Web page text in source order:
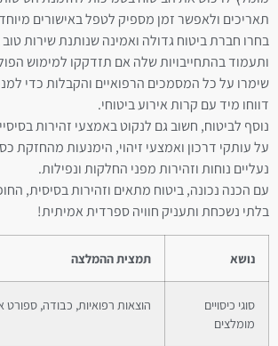
תאריכים ולאפשר זמן מספיק לטפל באישורים
בחרו חברת ביטוח גדולה ואמינה שנותנת שירות
ותעמוד בהתחייבויות שלה אם תזדקקו למימוש
שימרו על כל המסמכים הרפואיים והקבלות כדי
דווחו מיד עם קרות אירוע ביטוחי.
נוסף לביטוח, חשוב גם לנקוט באמצעי זהירות
על עותקי דרכון ואמצעי זיהוי, הימנעות מהחזקת
נעליים נוחות וזהירות מפני החלקות ונפילות.
עם הכנה נכונה, ביטוח מתאים וזהירות בסיסית,
בלתי נשכחת ותעניק חוויה ספרדית אמיתית!
נושא תמצית ההמלצה
סוגי כיסויים
מומלצים
הוצאות רפואיות, כבודה, ספורט